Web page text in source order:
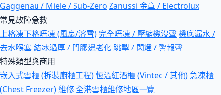
Gaggenau / Miele / Sub-Zero Zanussi 金章 / Electrolux
常見故障急救
上格凍下格唔凍 (風扇/溶雪)完全唔凍 / 壓縮機沒聲 機底漏水 /
去水喉塞結冰過厚 / 門膠邊老化跳掣 / 閃燈 / 警報聲
特殊類型與商用
嵌入式雪櫃 (拆裝廚櫃工程)恆溫紅酒櫃 (Vintec / 其他)急凍櫃
(Chest Freezer) 維修全港雪櫃維修地區一覽